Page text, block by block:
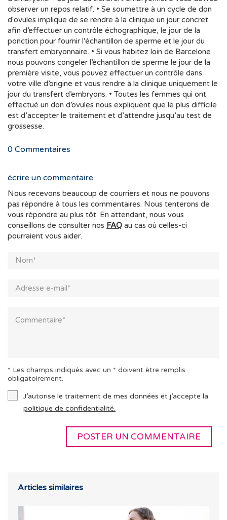
observer un repos relatif. • Se soumettre à un cycle de don
d'ovules implique de se rendre à la clinique un jour concret
afin d’effectuer un contrôle échographique, le jour de la
ponction pour fournir l'échantillon de sperme et le jour du
transfert embryonnaire. • Si vous habitez loin de Barcelone
nous pouvons congeler l’échantillon de sperme le jour de la
première visite, vous pouvez effectuer un contrôle dans
votre ville d’origine et vous rendre à la clinique uniquement le
jour du transfert d’embryons. • Toutes les femmes qui ont
effectué un don d’ovules nous expliquent que le plus difficile
est d’accepter le traitement et d’attendre jusqu’au test de
grossesse.
0 Commentaires
écrire un commentaire
Nous recevons beaucoup de courriers et nous ne pouvons
pas répondre à tous les commentaires. Nous tenterons de
vous répondre au plus tôt. En attendant, nous vous
conseillons de consulter nos FAQ au cas où celles-ci
pourraient vous aider.
* Les champs indiqués avec un * doivent être remplis
obligatoirement.
J’autorise le traitement de mes données et j’accepte la
politique de confidentialité.
Articles similaires